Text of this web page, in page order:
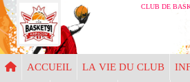
CLUB DE
ACCUEIL LA VIE DU CLUB
Panneau de gestion des cookies